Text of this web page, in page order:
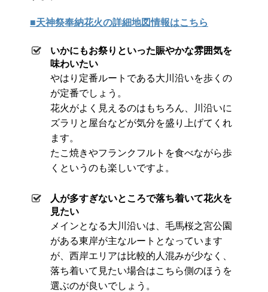
■天神祭奉納花火の詳細地図情報はこちら
いかにもお祭りといった賑やかな雰囲気を
味わいたい
やはり定番ルートである大川沿いを歩くの
が定番でしょう。
花火がよく見えるのはもちろん、川沿いに
ズラリと屋台などが気分を盛り上げてくれ
ます。
たこ焼きやフランクフルトを食べながら歩
くというのも楽しいですよ。
人が多すぎないところで落ち着いて花火を
見たい
メインとなる大川沿いは、毛馬桜之宮公園
がある東岸が主なルートとなっています
が、西岸エリアは比較的人混みが少なく、
落ち着いて見たい場合はこちら側のほうを
選ぶのが良いでしょう。